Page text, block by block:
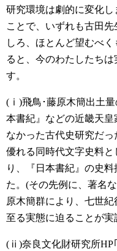
研究環境は劇的に変化
ことで、いずれも古田
しろ、ほとんど望むべ
ると、今のわたしたち
す。
(ⅰ)飛鳥･藤原木簡出土量
本書紀』などの近畿天
なかった古代史研究だ
優れる同時代文字史料
り、『日本書紀』の史
た。(その先例に、著名
原木簡群により、七世
至る実態に迫ることが実
(ⅱ)奈良文化財研究所HP